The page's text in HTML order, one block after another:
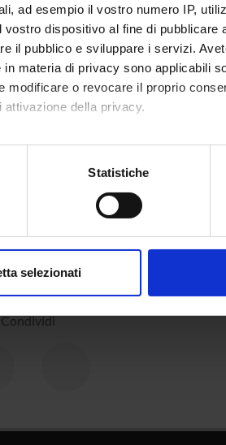
ad esempio il vostro numero IP,
dispositivo al fine di pubblicare
il pubblico e sviluppare i servizi.
materia di privacy sono applicabili
o revocare il proprio
della privacy.
con un'approssimazione di
dalla Dichiarazione sui cookie.
combinarle con altre
Statistiche
selezionati
linguistics
Condividi